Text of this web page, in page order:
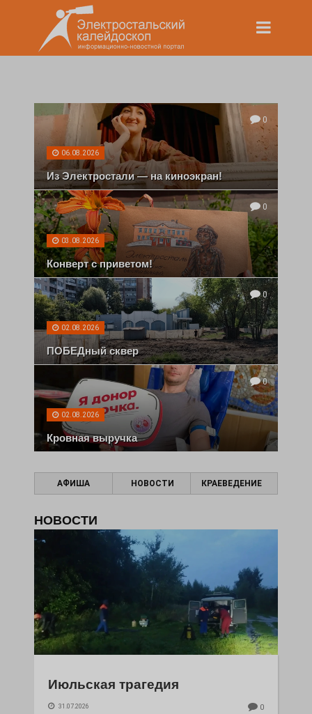
0
06.08.2026
Из Электростали — на киноэкран!
0
03.08.2026
Конверт с приветом!
0
02.08.2026
ПОБЕДный сквер
0
02.08.2026
Кровная выручка
АФИША НОВОСТИ КРАЕВЕДЕНИЕ
НОВОСТИ
Июльская трагедия
31.07.2026 0